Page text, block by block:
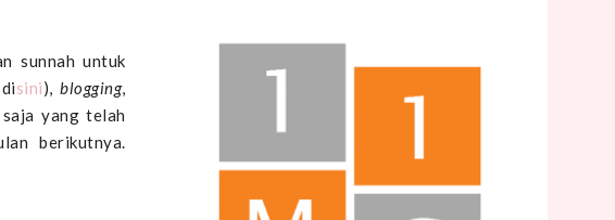
sunnah untuk
sini),blogging,
yang telah
berikutnya.